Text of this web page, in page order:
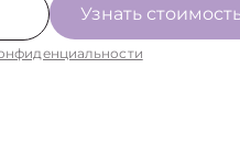
Узнать